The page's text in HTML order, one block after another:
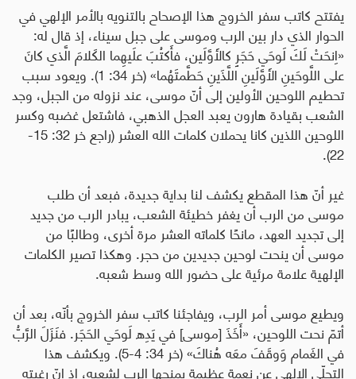
يفتتح كاتب سفر الخروج هذا الإصحاح بالتنويه بالأمر الإلهي في
الحوار الذي دار بين الرب وموسى على جبل سيناء، إذ قال له:
«اِنحَتْ لَكَ لَوحَي حَجَرٍ كالأَوَّلَين، فأَكتُبَ علَيهِما الكَلامَ الَّذي كانَ
على اللَّوحَينِ الأَوَّلَينِ اللَّذَينِ حَطَّمتَهُما» (خر 34: 1). ويعود سبب
تحطيم اللوحين الأولين إلى أنّ موسى، عند نزوله من الجبل، وجد
الشعب بقيادة هارون يعبد العجل الذهبي، فاشتعل غضبه وكسر
اللوحين اللذين كانا يحملان كلمات الله العشر (راجع خر 32: 15-
22).
غير أنّ هذا المقطع يكشف لنا بداية جديدة، فبعد أن طلب
موسى من الرب أن يغفر خطيئة الشعب، يبادر الرب من جديد
إلى تجديد العهد، مانحًا كلماته العشر مرة أخرى، وطالبًا من
موسى أن ينحت لوحين جديدين من حجر. وهكذا تصير الكلمات
الإلهية علامة مرئية على حضور الله وسط شعبه.
ويطيع موسى أمر الرب، ويفاجئنا كاتب سفر الخروج بأنّه، بعد أن
أتمّ نحت اللوحين، «أَخَذَ [موسى] في يَدِه لَوحَي الحَجَر. فنَزَلَ الرَّبُّ
في الغَمام وَوقَفَ معَه هُناكَ» (خر 34: 4-5). ويكشف هذا
التجلّي الإلهي عن نعمة عظيمة يمنحها الرب لشعبه، إذ إنّ رغبته